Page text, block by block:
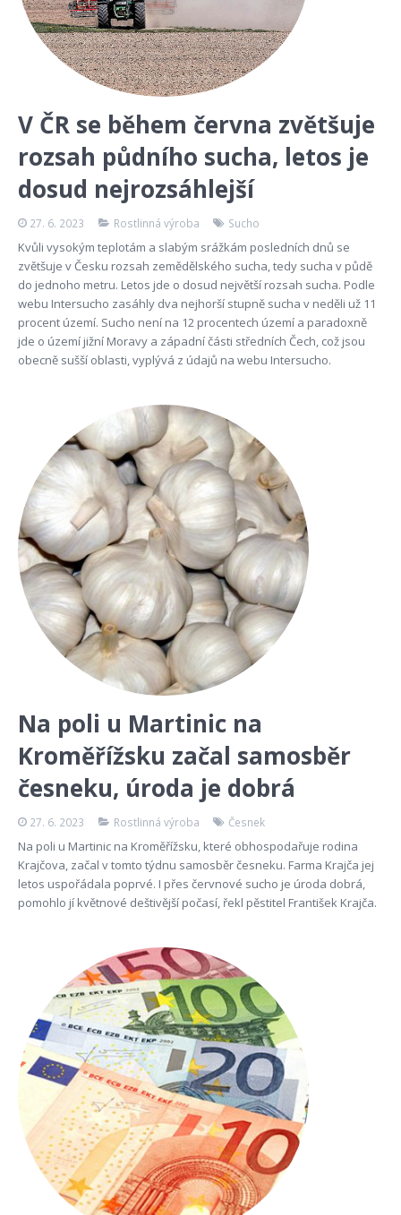
V ČR se během června zvětšuje
rozsah půdního sucha, letos je
dosud nejrozsáhlejší
27. 6. 2023 Rostlinná výroba Sucho
Kvůli vysokým teplotám a slabým srážkám posledních dnů se
zvětšuje v Česku rozsah zemědělského sucha, tedy sucha v půdě
do jednoho metru. Letos jde o dosud největší rozsah sucha. Podle
webu Intersucho zasáhly dva nejhorší stupně sucha v neděli už 11
procent území. Sucho není na 12 procentech území a paradoxně
jde o území jižní Moravy a západní části středních Čech, což jsou
obecně sušší oblasti, vyplývá z údajů na webu Intersucho.
Na poli u Martinic na
Kroměřížsku začal samosběr
česneku, úroda je dobrá
27. 6. 2023 Rostlinná výroba Česnek
Na poli u Martinic na Kroměřížsku, které obhospodařuje rodina
Krajčova, začal v tomto týdnu samosběr česneku. Farma Krajča jej
letos uspořádala poprvé. I přes červnové sucho je úroda dobrá,
pomohlo jí květnové deštivější počasí, řekl pěstitel František Krajča.